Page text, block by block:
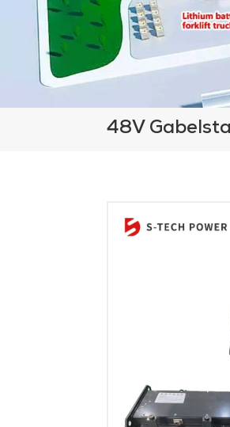
48V